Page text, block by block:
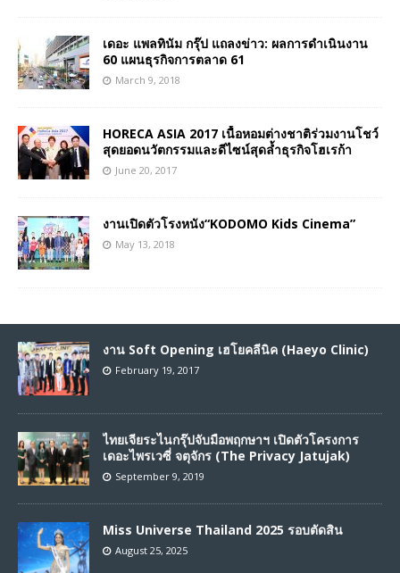
เดอะ แพลทินัม กรุ๊ป แถลงข่าว: ผลการดำเนินงาน
60 แผนธุรกิจการตลาด 61
March 9, 2018
HORECA ASIA 2017 เนื้อหอมต่างชาติร่วมงานโชว์
สุดยอดนวัตกรรมและดีไซน์สุดล้ำธุรกิจโฮเรก้า
June 20, 2017
งานเปิดตัวโรงหนัง“KODOMO Kids Cinema”
May 13, 2018
งาน Soft Opening เฮโยคลีนิค (Haeyo Clinic)
February 19, 2017
ไทยเจียระไนกรุ๊ปจับมือพฤกษาฯ เปิดตัวโครงการ
เดอะไพรเวซี่ จตุจักร (The Privacy Jatujak)
September 9, 2019
Miss Universe Thailand 2025 รอบตัดสิน
August 25, 2025